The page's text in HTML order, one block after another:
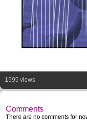
1595 views
Comments
There are no comments for